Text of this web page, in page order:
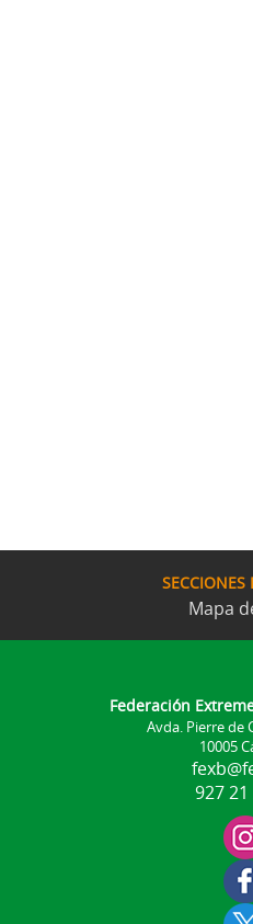
SECCIONES
Mapa
Federación
Avda. Pierre de
10005
927 21